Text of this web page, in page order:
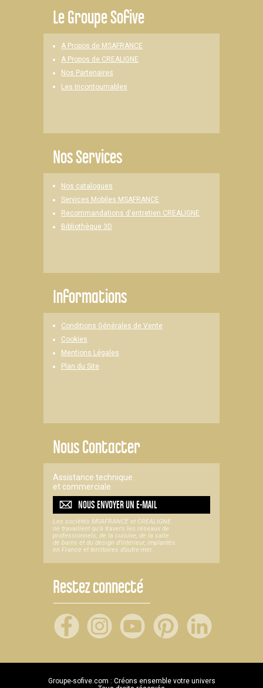
LeGroupe Sofive
A Propos de MSAFRANCE
A Propos de CREALIGNE
Nos Partenaires
Les Incontournables
Nos Services
Nos catalogues
Services Mobiles MSAFRANCE
Recommandations d'entretien CREALIGNE
Bibliothèque 3D
Informations
Conditions Générales de Vente
Cookies
Mentions Légales
Plan du Site
Nous Contacter
Assistance technique
et commerciale
NOUS ENVOYER UNE-MAIL
Les sociétés MSAFRANCE et CREALIGNE
ne travaillent qu'à travers les réseaux de
professionnels, de la cuisine, de la salle
de bains et du design d'intérieur, implantés
en France et territoires d’outre-mer.
Restez connecté
Groupe-sofive.com : Créons ensemble votre univers